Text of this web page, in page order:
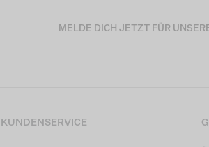
MELDE DICH JETZT FÜR
KUNDENSERVICE